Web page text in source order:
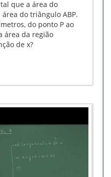
que a área do
do triângulo ABP.
do ponto P ao
área da região
de x?